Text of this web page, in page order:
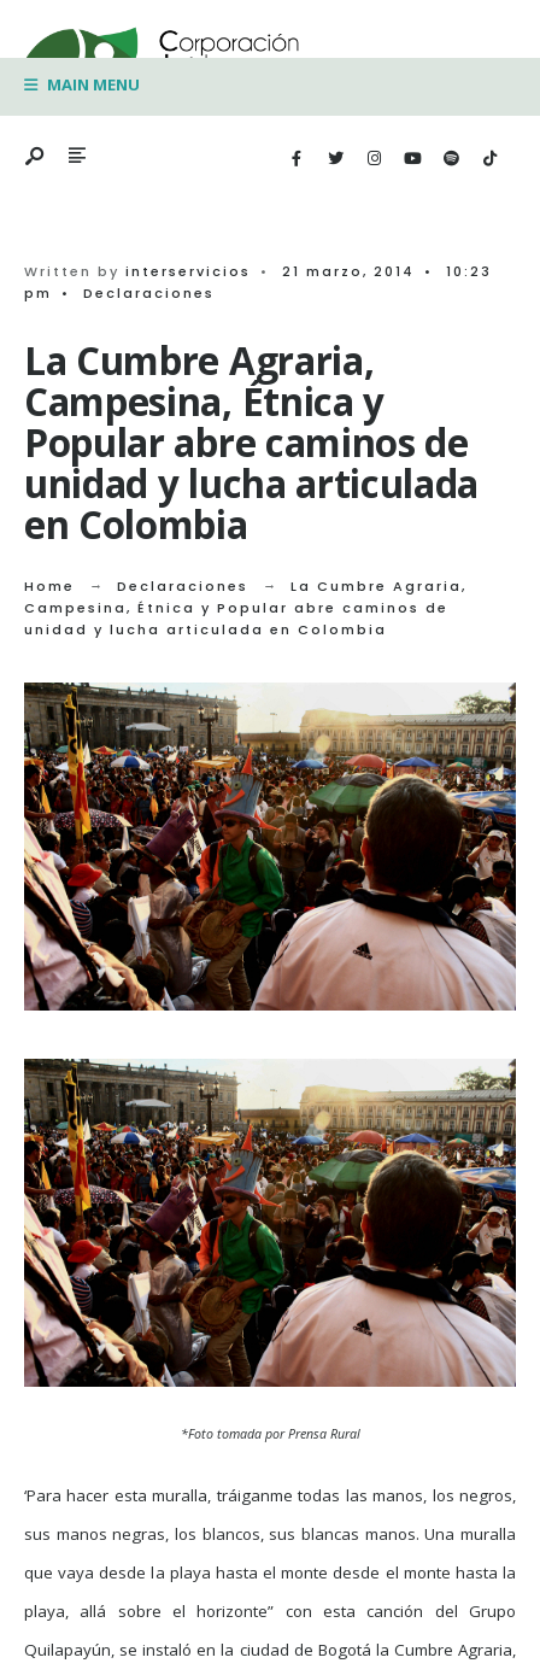
to
contentMAIN MENU
Written by interservicios • 21 marzo, 2014 •
10:23
pm
• Declaraciones
La Cumbre Agraria,
Campesina, Étnica y
Popular abre caminos de
unidad y lucha articulada
en Colombia
Home Declaraciones
La Cumbre Agraria,
Campesina, Étnica y Popular abre caminos de
unidad y lucha articulada en Colombia
*Foto tomada por Prensa Rural
‘Para hacer esta muralla, tráiganme todas las manos, los negros,
sus manos negras, los blancos, sus blancas manos. Una muralla
que vaya desde la playa hasta el monte desde el monte hasta la
playa, allá sobre el horizonte” con esta canción del Grupo
Quilapayún, se instaló en la ciudad de Bogotá la Cumbre Agraria,
for: